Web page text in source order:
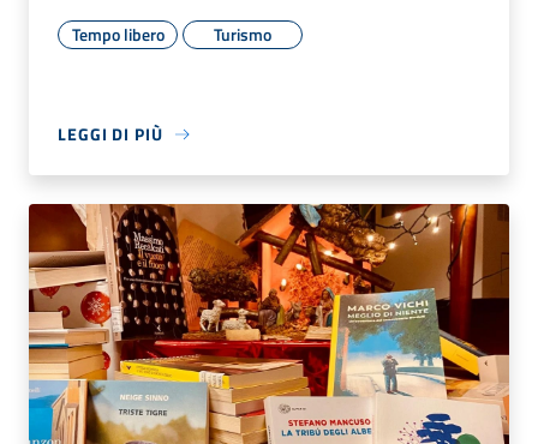
Tempo libero Turismo
LEGGI DI PIÙ